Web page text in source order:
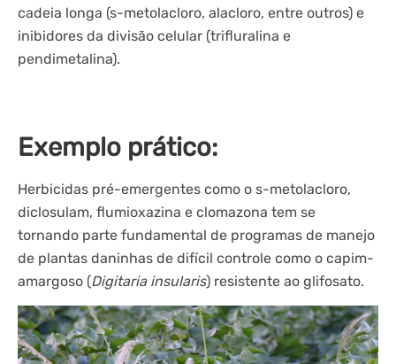
cadeia longa (s-metolacloro, alacloro, entre outros) e
inibidores da divisão celular (trifluralina e
pendimetalina).
Exemplo prático:
Herbicidas pré-emergentes como o s-metolacloro,
diclosulam, flumioxazina e clomazona tem se
tornando parte fundamental de programas de manejo
de plantas daninhas de difícil controle como o capim-
amargoso (Digitaria insularis) resistente ao glifosato.